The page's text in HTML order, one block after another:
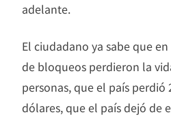
adelante.
El ciudadano ya sabe que
de bloqueos perdieron la
personas, que el país perdió
dólares, que el país dejó de